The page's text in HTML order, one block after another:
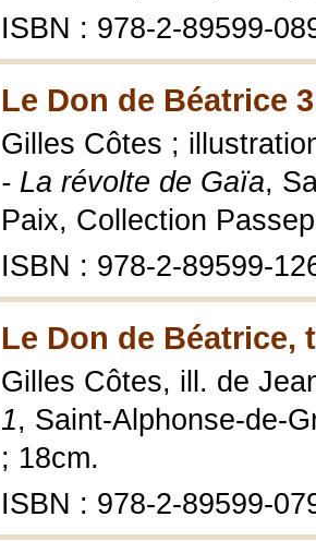
ISBN : 978-2-89599-
Le Don de Béatrice
Gilles Côtes ;
- La révolte de Gaïa,
Paix, Collection
ISBN : 978-2-89599-
Le Don de Béatrice,
Gilles Côtes, ill. de
1, Saint-Alphonse-de-
; 18cm.
ISBN : 978-2-89599-